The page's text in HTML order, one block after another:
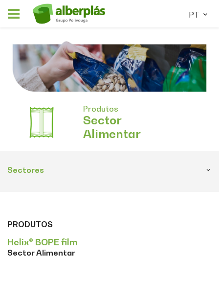
PT
Produtos
Sector
Alimentar
Sectores
PRODUTOS
Helix® BOPE film
Sector Alimentar